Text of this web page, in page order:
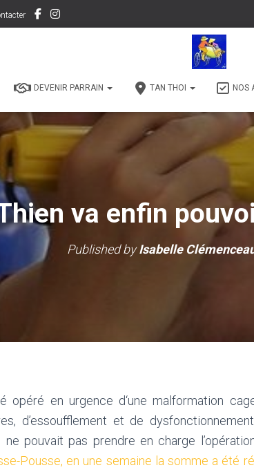
DEVENIR PARRAIN TAN THOI NOS
va enfin
Published byIsabelle
en urgence d‘une malformation
d’essoufflement et de
pouvait pas prendre en charge
Pousse, en une semaine la somme a été